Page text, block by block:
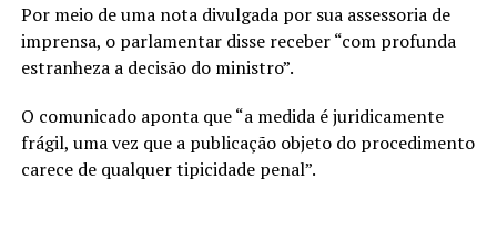
Por meio de uma nota divulgada por sua assessoria de
imprensa, o parlamentar disse receber “com profunda
estranheza a decisão do ministro”.
O comunicado aponta que “a medida é juridicamente
frágil, uma vez que a publicação objeto do procedimento
carece de qualquer tipicidade penal”.